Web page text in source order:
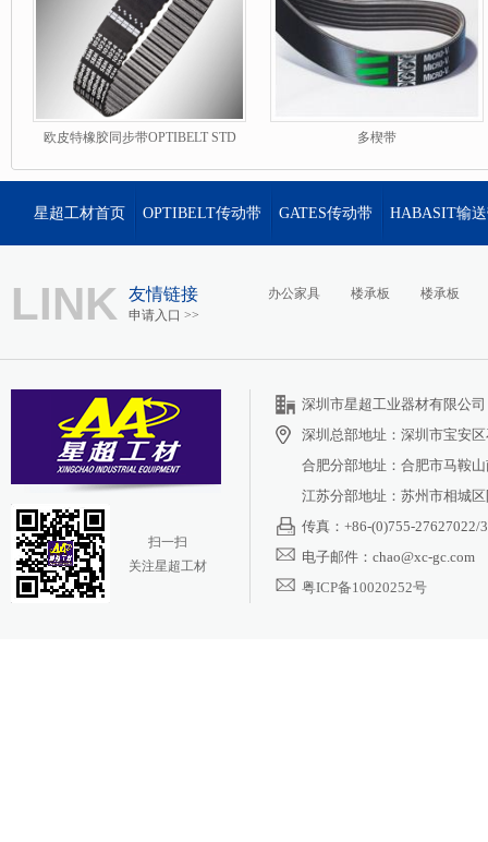
欧皮特橡胶同步带OPTIBELT STD 多楔带
星超工材首页 OPTIBELT传动带 GATES传动带 HABASIT输
LINK 友情链接
申请入口 >>
办公家具 楼承板 楼承板
扫一扫
关注星超工材
深圳市星超工业器材有限公司
深圳总部地址：深圳市宝安
合肥分部地址：合肥市马鞍
江苏分部地址：苏州市相城
传真：+86-(0)755-27627022/
电子邮件：chao@xc-gc.com
粤ICP备10020252号